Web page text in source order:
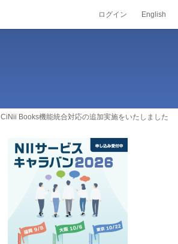
ログイン English
CiNii Books機能統合対応の追加実施をいたしました